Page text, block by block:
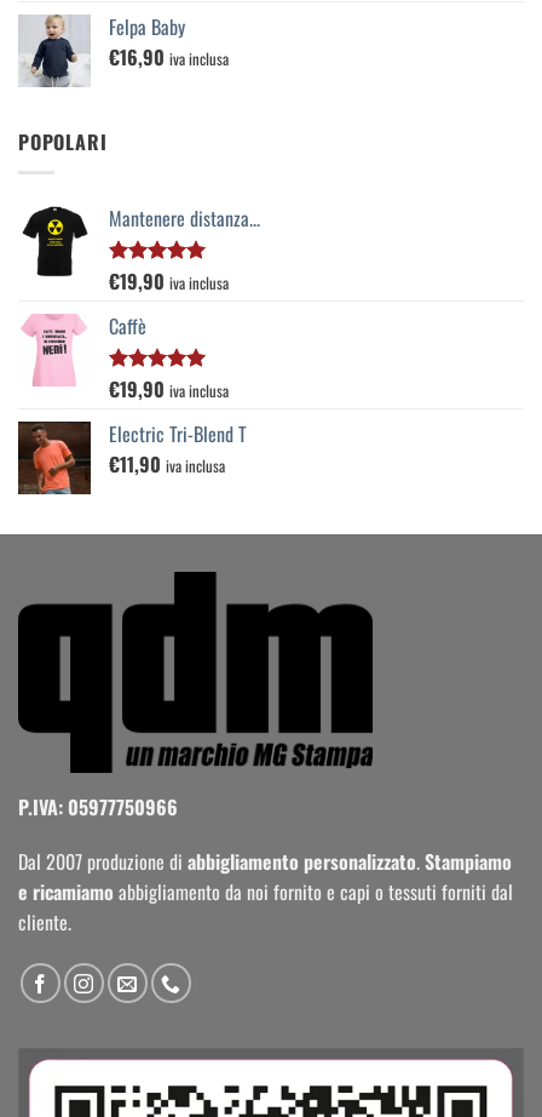
Felpa Baby
€16,90 iva inclusa
POPOLARI
Mantenere distanza...
Valutato
5.00
€19,90 iva inclusa
Caffè
Valutato
5.00
€19,90 iva inclusa
Electric Tri-Blend T
€11,90 iva inclusa
P.IVA: 05977750966
Dal 2007 produzione di abbigliamento personalizzato.Stampiamo
e ricamiamo abbigliamento da noi fornito e capi o tessuti forniti dal
cliente.